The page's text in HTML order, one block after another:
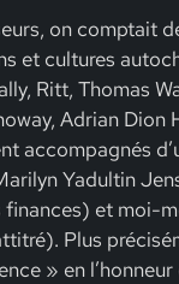
on comptait
et cultures
Ritt, Thomas
Adrian Dion
accompagnés
Yadultin
et moi-
Plus
» en